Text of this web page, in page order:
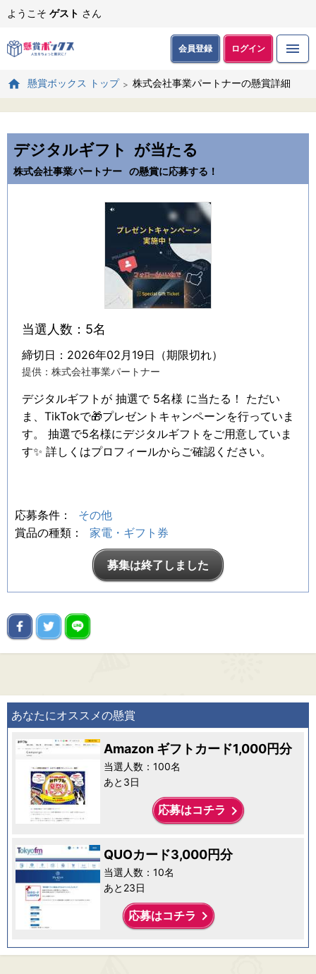
ようこそ ゲスト さん
会員登録 ログイン
懸賞ボックス トップ 株式会社事業パートナーの懸賞詳細
デジタルギフト が当たる
株式会社事業パートナー の懸賞に応募する！
当選人数：5名
締切日：2026年02月19日（期限切れ）
提供：株式会社事業パートナー
デジタルギフトが 抽選で 5名様 に当たる！ ただい
ま、TikTokで🎁プレゼントキャンペーンを行っていま
す。 抽選で5名様にデジタルギフトをご用意していま
す✨ 詳しくはプロフィールからご確認ください。
応募条件：
その他
賞品の種類：
家電・ギフト券
募集は終了しました
あなたにオススメの懸賞
Amazon ギフトカード1,000円分
当選人数：100名
あと3日
応募はコチラ keyboard_arrow_right
QUOカード3,000円分
当選人数：10名
あと23日
応募はコチラ keyboard_arrow_right